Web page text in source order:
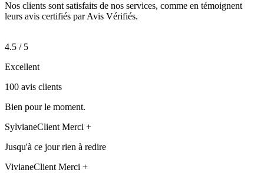
Nos clients sont satisfaits de nos services, comme en témoignent
leurs avis certifiés par Avis Vérifiés.
4.5 / 5
Excellent
100 avis clients
Bien pour le moment.
SylvianeClient Merci +
Jusqu'à ce jour rien à redire
VivianeClient Merci +